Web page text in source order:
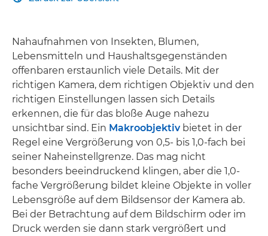
Nahaufnahmen von Insekten, Blumen,
Lebensmitteln und Haushaltsgegenständen
offenbaren erstaunlich viele Details. Mit der
richtigen Kamera, dem richtigen Objektiv und den
richtigen Einstellungen lassen sich Details
erkennen, die für das bloße Auge nahezu
unsichtbar sind. Ein Makroobjektivbietet in der
Regel eine Vergrößerung von 0,5- bis 1,0-fach bei
seiner Naheinstellgrenze. Das mag nicht
besonders beeindruckend klingen, aber die 1,0-
fache Vergrößerung bildet kleine Objekte in voller
Lebensgröße auf dem Bildsensor der Kamera ab.
Bei der Betrachtung auf dem Bildschirm oder im
Druck werden sie dann stark vergrößert und